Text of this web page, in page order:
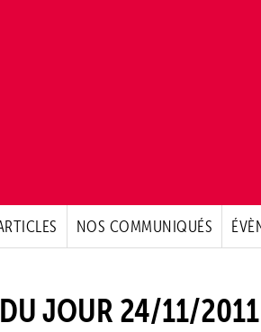
NOS COMMUNIQUÉS
JOUR 24/11/